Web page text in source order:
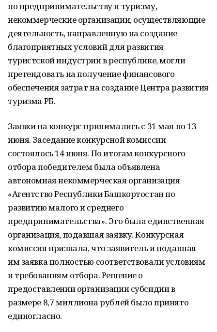
по предпринимательству и туризму,
некоммерческие организации, осуществляющие
деятельность, направленную на создание
благоприятных условий для развития
туристской индустрии в республике, могли
претендовать на получение финансового
обеспечения затрат на создание Центра развития
туризма РБ.
Заявки на конкурс принимались с 31 мая по 13
июня. Заседание конкурсной комиссии
состоялось 14 июня. По итогам конкурсного
отбора победителем была объявлена
автономная некоммерческая организация
«Агентство Республики Башкортостан по
развитию малого и среднего
предпринимательства». Это была единственная
организация, подавшая заявку. Конкурсная
комиссия признала, что заявитель и поданная
им заявка полностью соответствовали условиям
и требованиям отбора. Решение о
предоставлении организации субсидии в
размере 8,7 миллиона рублей было принято
единогласно.